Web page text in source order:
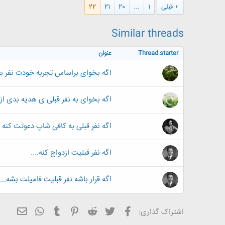
ش
قبلی 1
...
20
21
22
Similar threads
Thread starter عنوان
اگه بخوای براساس تجربه خودت
اگه بخوای به نفر قبلی ی هدیه بدی از1تا20چه شماره ای رو میدی؟؟؟
اگه نفر قبلی به کافی شاپ دعوتت
اگه نفر قبلیت ازدواج کنه....
اگه قرار باشه نفر قبلیت فامیلت
اشتراک گذاری: فیسبوکتویتر Reddit
Pinterest
Tumblr
WhatsApp